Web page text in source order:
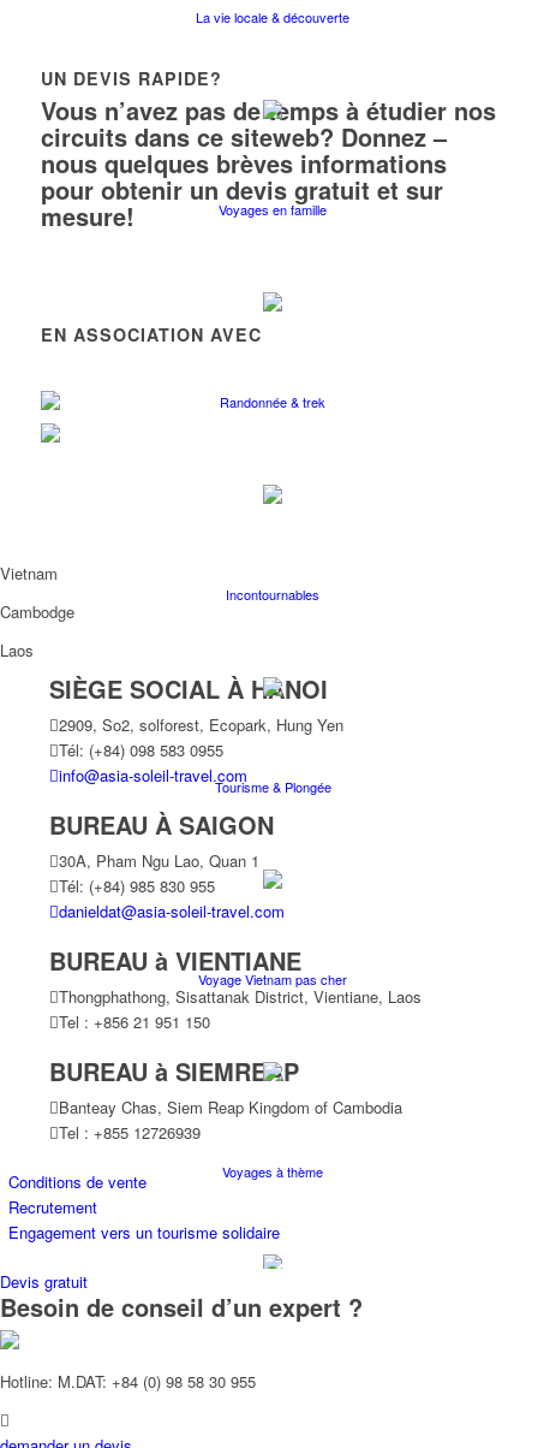
La vie locale & découverte
Voyages en famille
Randonnée & trek
Incontournables
Tourisme & Plongée
Voyage Vietnam pas cher
Voyages à thème
UN DEVIS RAPIDE?
Vous n’avez pas de temps à étudier nos
circuits dans ce siteweb? Donnez –
nous quelques brèves informations
pour obtenir un devis gratuit et sur
mesure!
EN ASSOCIATION AVEC
Vietnam
Cambodge
Laos
SIÈGE SOCIAL À HANOI
2909, So2, solforest, Ecopark, Hung Yen
Tél: (+84) 098 583 0955
info@asia-soleil-travel.com
BUREAU À SAIGON
30A, Pham Ngu Lao, Quan 1
Tél: (+84) 985 830 955
danieldat@asia-soleil-travel.com
BUREAU à VIENTIANE
Thongphathong, Sisattanak District, Vientiane, Laos
Tel : +856 21 951 150
BUREAU à SIEMREAP
Banteay Chas, Siem Reap Kingdom of Cambodia
Tel : +855 12726939
Conditions de vente
Recrutement
Engagement vers un tourisme solidaire
Devis gratuit
Besoin de conseil d’un expert ?
Hotline: M.DAT: +84 (0) 98 58 30 955